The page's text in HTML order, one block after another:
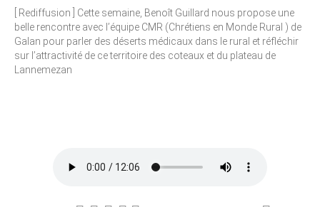
[ Rediffusion ] Cette semaine, Benoît Guillard nous propose une
belle rencontre avec l’équipe CMR (Chrétiens en Monde Rural ) de
Galan pour parler des déserts médicaux dans le rural et réfléchir
sur l’attractivité de ce territoire des coteaux et du plateau de
Lannemezan